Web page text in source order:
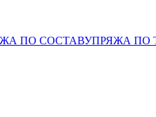
ПО СОСТАВУПРЯЖА ПО